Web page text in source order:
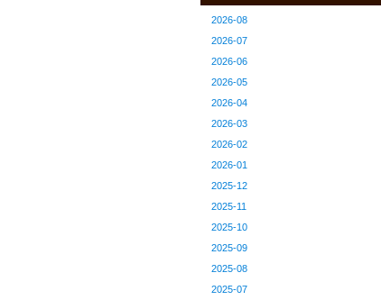
2026-08
2026-07
2026-06
2026-05
2026-04
2026-03
2026-02
2026-01
2025-12
2025-11
2025-10
2025-09
2025-08
2025-07